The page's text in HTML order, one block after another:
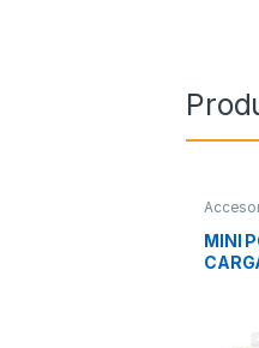
MINI